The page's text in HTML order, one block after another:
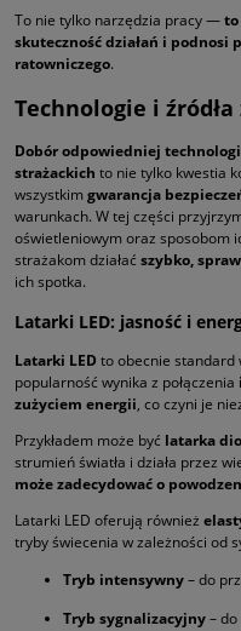
To nie tylko narzędzia pracy —to
skuteczność działań i podnosi
ratowniczego.
Technologie i
Dobór odpowiedniej
strażackich to nie tylko kwestia
wszystkimgwarancja
warunkach. W tej części
oświetleniowym oraz sposobom
strażakom działać szybko,
ich spotka.
Latarki LED: jasność i
Latarki LED to obecnie standard
popularność wynika z połączenia
zużyciem energii, co czyni je
Przykładem może być latarka
strumień światła i działa przez
może zadecydować o
Latarki LED oferują również
tryby świecenia w zależności od
Tryb intensywny– do
Tryb sygnalizacyjny–